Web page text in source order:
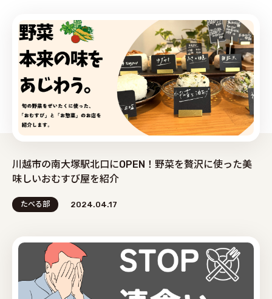
川越市の南大塚駅北口にOPEN！野菜を贅沢に使った美
味しいおむすび屋を紹介
たべる部 2024.04.17